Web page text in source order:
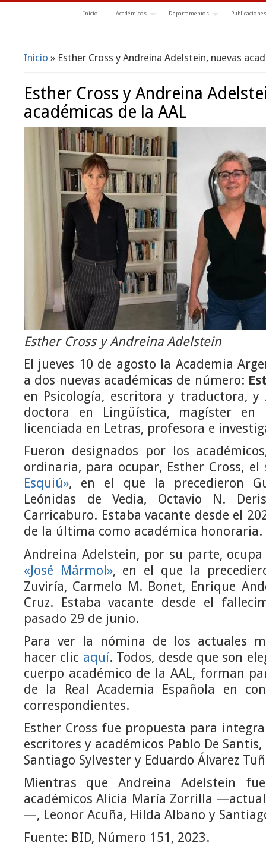
Inicio Académicos Departamentos Publicaciones
Se encuentra usted aquí
Inicio » Esther Cross y Andreina Adelstein, nuevas
Esther Cross y Andreina
académicas de la AAL
Esther Cross y Andreina Adelstein
El jueves 10 de agosto la Academia
a dos nuevas académicas de número:
en Psicología, escritora y traductora, y
doctora en Lingüística, magíster en
licenciada en Letras, profesora e
Fueron designados por los
ordinaria, para ocupar, Esther Cross, el
Esquiú», en el que la precedieron
Leónidas de Vedia, Octavio N.
Carricaburo. Estaba vacante desde el
de la última como académica honoraria.
Andreina Adelstein, por su parte,
«José Mármol», en el que la
Zuviría, Carmelo M. Bonet, Enrique
Cruz. Estaba vacante desde el
pasado 29 de junio.
Para ver la nómina de los actuales
hacer clic aquí. Todos, desde que son
cuerpo académico de la AAL, forman
de la Real Academia Española en
correspondientes.
Esther Cross fue propuesta para
escritores y académicos Pablo De
Santiago Sylvester y Eduardo Álvarez
Mientras que Andreina Adelstein
académicos Alicia María Zorrilla
—, Leonor Acuña, Hilda Albano y
Fuente: BID, Número 151, 2023.